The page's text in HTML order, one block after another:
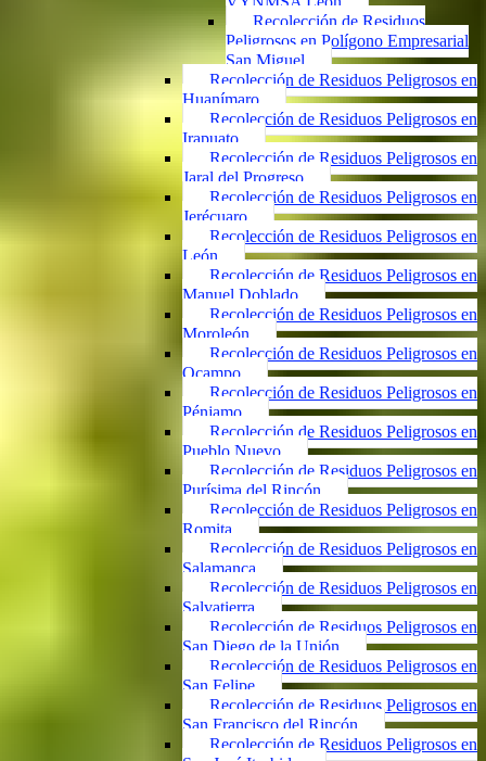
Recolección de Residuos
Peligrosos en Polígono Empresarial
San Miguel
Recolección de Residuos Peligrosos en
Huanímaro
Recolección de Residuos Peligrosos en
Irapuato
Recolección de Residuos Peligrosos en
Jaral del Progreso
Recolección de Residuos Peligrosos en
Jerécuaro
Recolección de Residuos Peligrosos en
León
Recolección de Residuos Peligrosos en
Manuel Doblado
Recolección de Residuos Peligrosos en
Moroleón
Recolección de Residuos Peligrosos en
Ocampo
Recolección de Residuos Peligrosos en
Pénjamo
Recolección de Residuos Peligrosos en
Pueblo Nuevo
Recolección de Residuos Peligrosos en
Purísima del Rincón
Recolección de Residuos Peligrosos en
Romita
Recolección de Residuos Peligrosos en
Salamanca
Recolección de Residuos Peligrosos en
Salvatierra
Recolección de Residuos Peligrosos en
San Diego de la Unión
Recolección de Residuos Peligrosos en
San Felipe
Recolección de Residuos Peligrosos en
San Francisco del Rincón
Recolección de Residuos Peligrosos en